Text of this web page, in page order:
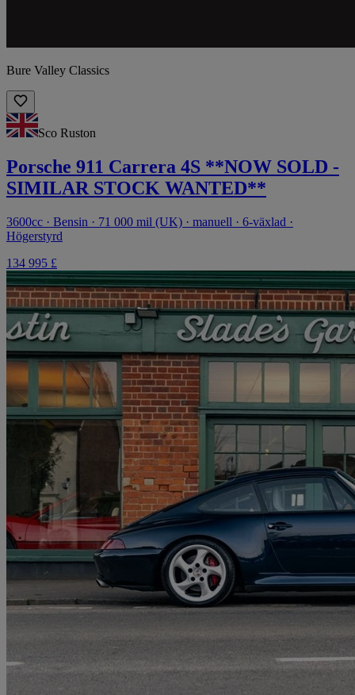
Bure Valley Classics
Sco Ruston
Porsche 911 Carrera 4S **NOW SOLD -
SIMILAR STOCK WANTED**
3600cc · Bensin · 71 000 mil (UK) · manuell · 6-växlad ·
Högerstyrd
134 995 £